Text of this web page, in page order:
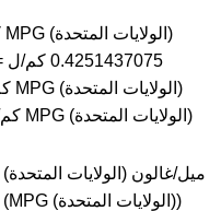
1 كم/ل = 2.35214583295 MPG (الولايات المتحدة)
1 MPG (الولايات المتحدة) = 0.4251437075 كم/ل
10 كم/ل = 23.5214583295 MPG (الولايات المتحدة)
100 كم/ل = 235.214583295 MPG (الولايات المتحدة)
ميل/غالون (الولايات المتحدة)
(MPG (الولايات المتحدة))